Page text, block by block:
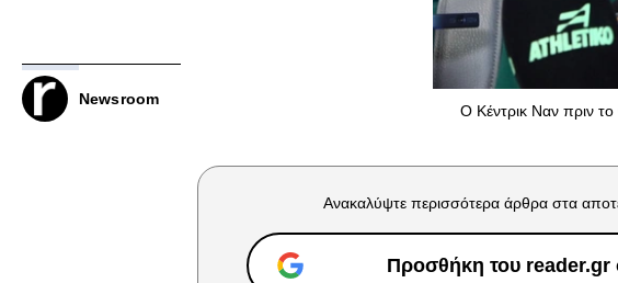
Newsroom
Ο Κέντρικ Ναν πριν
Ανακαλύψτε περισσότερα άρθρα στα
Προσθήκη του reader.gr